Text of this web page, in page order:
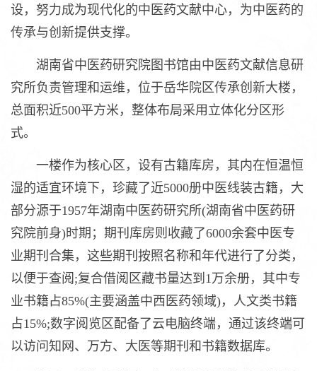
设，努力成为现代化的中医药文献中心，为中医药的
传承与创新提供支撑。
湖南省中医药研究院图书馆由中医药文献信息研
究所负责管理和运维，位于岳华院区传承创新大楼，
总面积近500平方米，整体布局采用立体化分区形
式。
一楼作为核心区，设有古籍库房，其内在恒温恒
湿的适宜环境下，珍藏了近5000册中医线装古籍，大
部分源于1957年湖南中医药研究所(湖南省中医药研
究院前身)时期；期刊库房则收藏了6000余套中医专
业期刊合集，这些期刊按照名称和年代进行了分类，
以便于查阅;复合借阅区藏书量达到1万余册，其中专
业书籍占85%(主要涵盖中西医药领域)，人文类书籍
占15%;数字阅览区配备了云电脑终端，通过该终端可
以访问知网、万方、大医等期刊和书籍数据库。